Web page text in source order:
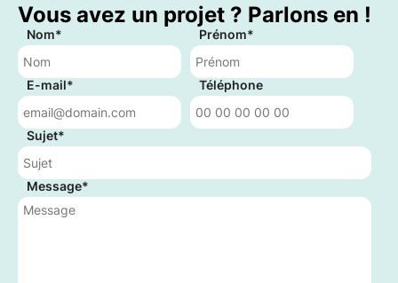
Vous avez un projet ? Parlons en !
Nom* Prénom*
E-mail* Téléphone
Sujet*
Message*